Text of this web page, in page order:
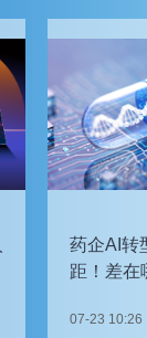
药企AI转
距！差在
07-23 10:26